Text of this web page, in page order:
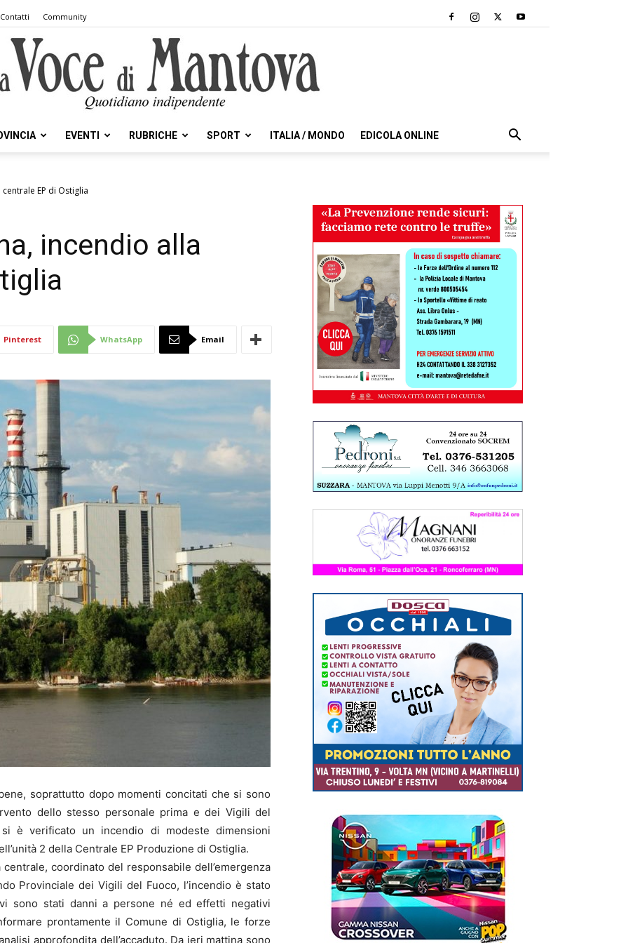
Contatti Community
Voce
EVENTI RUBRICHE SPORT ITALIA / MONDO EDICOLA ONLINE
EP di Ostiglia
incendio alla
Pinterest WhatsApp Email
soprattutto dopo momenti concitati che si sono
dello stesso personale prima e dei Vigili del
è verificato un incendio di modeste dimensioni
2 della Centrale EP Produzione di Ostiglia.
coordinato del responsabile dell’emergenza
Provinciale dei Vigili del Fuoco, l’incendio è stato
sono stati danni a persone né ed effetti negativi
prontamente il Comune di Ostiglia, le forze
approfondita dell’accaduto. Da ieri mattina sono